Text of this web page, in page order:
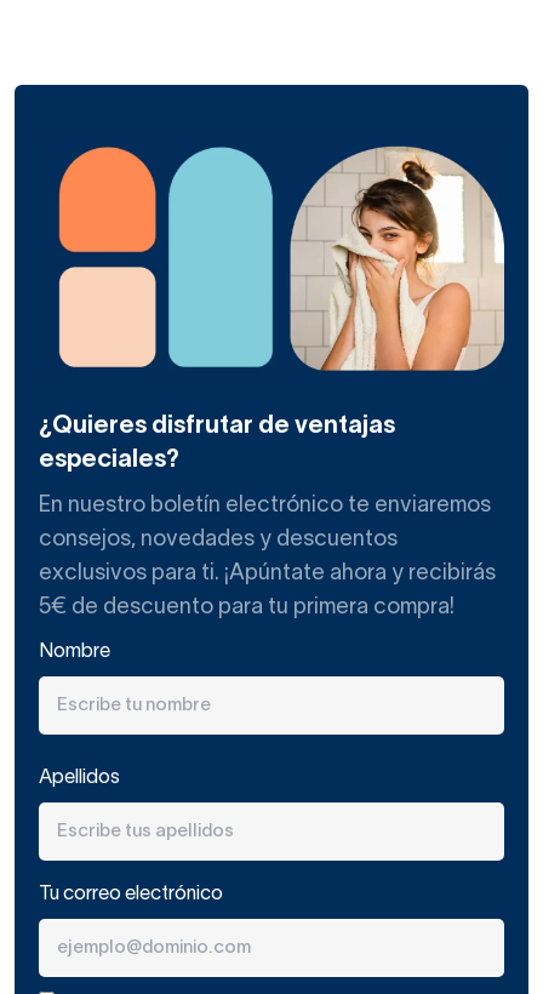
¿Quieres disfrutar de ventajas
especiales?
En nuestro boletín electrónico te enviaremos
consejos, novedades y descuentos
exclusivos para ti. ¡Apúntate ahora y recibirás
5€ de descuento para tu primera compra!
Nombre
Apellidos
Tu correo electrónico